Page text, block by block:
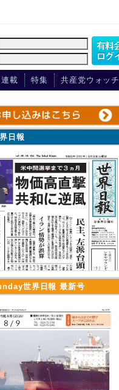
連載 特集 共産党ウォッチ
日報
世界日報 最新号